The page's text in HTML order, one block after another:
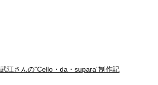
武江さんの"Cello・da・supara"制作記